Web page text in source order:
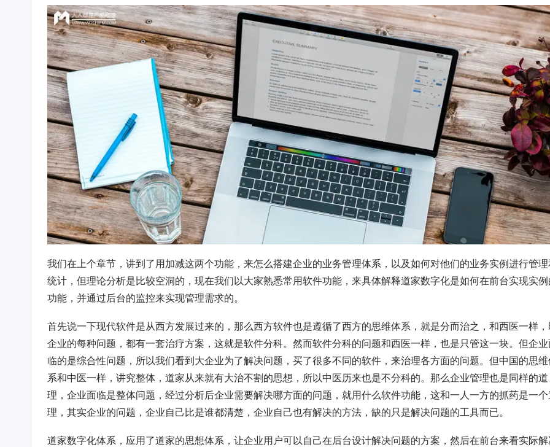
我们在上个章节，讲到了用加减这两个功能，来怎么搭建企业的业务管理体系，以及如何对他们的业务实例进行管理
统计，但理论分析是比较空洞的，现在我们以大家熟悉常用软件功能，来具体解释道家数字化是如何在前台实现实例
功能，并通过后台的监控来实现管理需求的。
首先说一下现代软件是从西方发展过来的，那么西方软件也是遵循了西方的思维体系，就是分而治之，和西医一样，
企业的每种问题，都有一套治疗方案，这就是软件分科。然而软件分科的问题和西医一样，也是只管这一块。但企业
临的是综合性问题，所以我们看到大企业为了解决问题，买了很多不同的软件，来治理各方面的问题。但中国的思维
系和中医一样，讲究整体，道家从来就有大治不割的思想，所以中医历来也是不分科的。那么企业管理也是同样的道
理，企业面临是整体问题，经过分析后企业需要解决哪方面的问题，就用什么软件功能，这和一人一方的抓药是一个
理，其实企业的问题，企业自己比是谁都清楚，企业自己也有解决的方法，缺的只是解决问题的工具而已。
道家数字化体系，应用了道家的思想体系，让企业用户可以自己在后台设计解决问题的方案，然后在前台来看实际解